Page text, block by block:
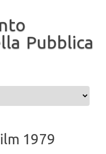
Pubblica
1979